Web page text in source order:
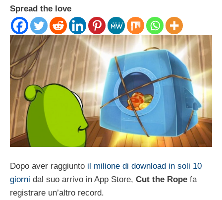
Spread the love
Dopo aver raggiunto il milione di download in soli 10
giorni dal suo arrivo in App Store, Cut the Rope fa
registrare un’altro record.